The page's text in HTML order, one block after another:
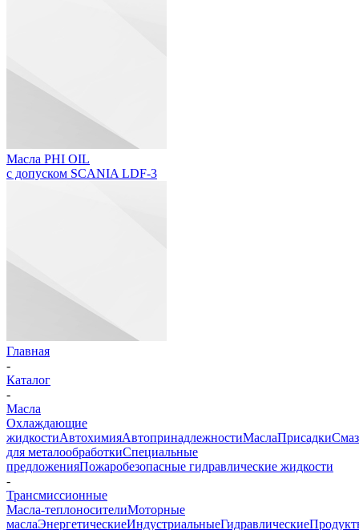
Масла PHI OIL
с допуском SCANIA LDF-3
Главная
-
Каталог
-
Масла
Охлаждающие
жидкостиАвтохимияАвтопринадлежностиМаслаПрисадки
для металообработкиСпециальные
предложенияПожаробезопасные гидравлические жидкости
-
Трансмиссионные
Масла-теплоносителиМоторные
маслаЭнергетическиеИндустриальныеГидравлические